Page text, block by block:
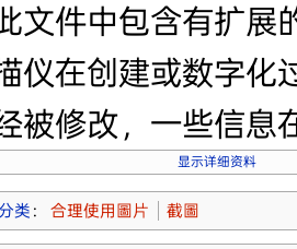
文件中包含有扩展
仪在创建或数字化
被修改，一些信息
显示详细资料
类 ： 合理使用圖片 截圖